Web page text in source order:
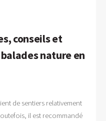
conseils et
nature en
de sentiers relativement
il est recommandé